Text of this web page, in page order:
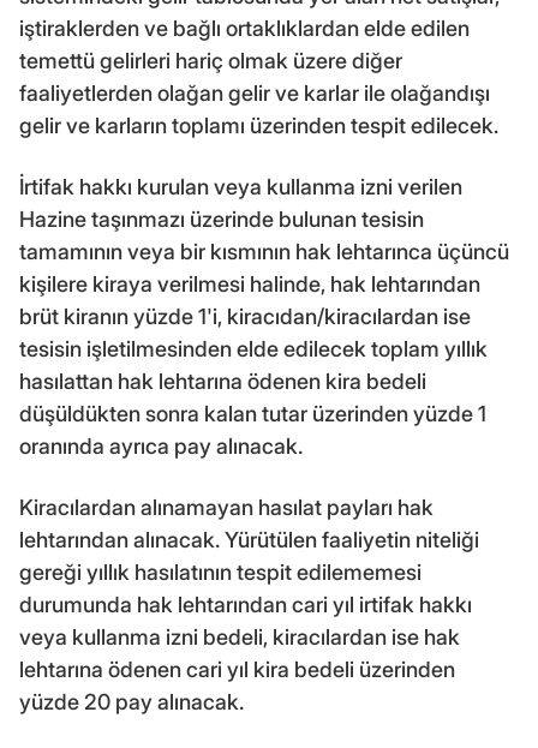
iştiraklerden ve bağlı ortaklıklardan elde edilen
temettü gelirleri hariç olmak üzere diğer
faaliyetlerden olağan gelir ve karlar ile olağandışı
gelir ve karların toplamı üzerinden tespit edilecek.
İrtifak hakkı kurulan veya kullanma izni verilen
Hazine taşınmazı üzerinde bulunan tesisin
tamamının veya bir kısmının hak lehtarınca üçüncü
kişilere kiraya verilmesi halinde, hak lehtarından
brüt kiranın yüzde 1'i, kiracıdan/kiracılardan ise
tesisin işletilmesinden elde edilecek toplam yıllık
hasılattan hak lehtarına ödenen kira bedeli
düşüldükten sonra kalan tutar üzerinden yüzde 1
oranında ayrıca pay alınacak.
Kiracılardan alınamayan hasılat payları hak
lehtarından alınacak. Yürütülen faaliyetin niteliği
gereği yıllık hasılatının tespit edilememesi
durumunda hak lehtarından cari yıl irtifak hakkı
veya kullanma izni bedeli, kiracılardan ise hak
lehtarına ödenen cari yıl kira bedeli üzerinden
yüzde 20 pay alınacak.